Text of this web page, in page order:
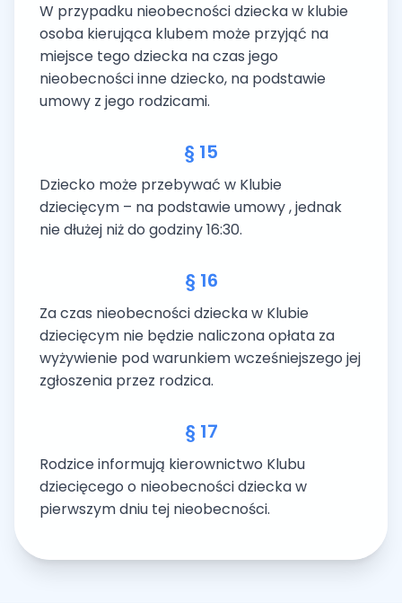
W przypadku nieobecności dziecka w klubie
osoba kierująca klubem może przyjąć na
miejsce tego dziecka na czas jego
nieobecności inne dziecko, na podstawie
umowy z jego rodzicami.
§ 15
Dziecko może przebywać w Klubie
dziecięcym – na podstawie umowy , jednak
nie dłużej niż do godziny 16:30.
§ 16
Za czas nieobecności dziecka w Klubie
dziecięcym nie będzie naliczona opłata za
wyżywienie pod warunkiem wcześniejszego jej
zgłoszenia przez rodzica.
§ 17
Rodzice informują kierownictwo Klubu
dziecięcego o nieobecności dziecka w
pierwszym dniu tej nieobecności.